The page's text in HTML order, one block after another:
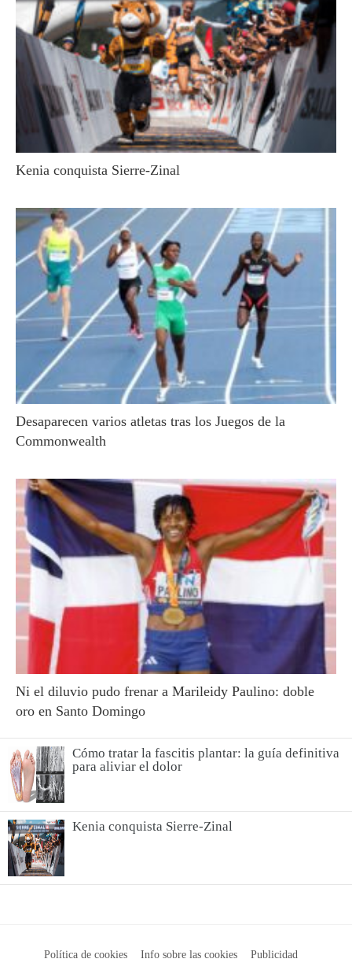
Kenia conquista Sierre-Zinal
Desaparecen varios atletas tras los Juegos de la
Commonwealth
Ni el diluvio pudo frenar a Marileidy Paulino: doble
oro en Santo Domingo
Cómo tratar la fascitis plantar: la guía definitiva
para aliviar el dolor
Kenia conquista Sierre-Zinal
Política de cookies Info sobre las cookies Publicidad